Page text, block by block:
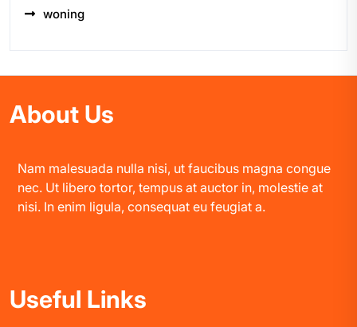
woning
About Us
Nam malesuada nulla nisi, ut faucibus magna congue
nec. Ut libero tortor, tempus at auctor in, molestie at
nisi. In enim ligula, consequat eu feugiat a.
Useful Links